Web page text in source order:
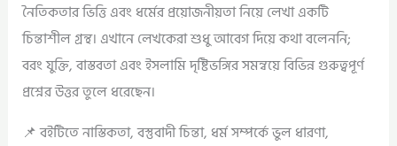
নৈতিকতার ভিত্তি এবং ধর্মের প্রয়োজনীয়তা নিয়ে লেখা একটি
চিন্তাশীল গ্রন্থ। এখানে লেখকেরা শুধু আবেগ দিয়ে কথা বলেননি;
বরং যুক্তি, বাস্তবতা এবং ইসলামি দৃষ্টিভঙ্গির সমন্বয়ে বিভিন্ন গুরুত্বপূর্ণ
প্রশ্নের উত্তর তুলে ধরেছেন।
📌 বইটিতে নাস্তিকতা, বস্তুবাদী চিন্তা, ধর্ম সম্পর্কে ভুল ধারণা,